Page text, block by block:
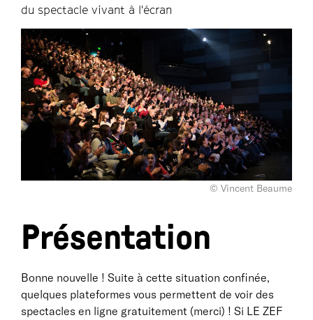
du spectacle vivant à l'écran
© Vincent Beaume
Présentation
Bonne nouvelle ! Suite à cette situation confinée,
quelques plateformes vous permettent de voir des
spectacles en ligne gratuitement (merci) ! Si LE ZEF